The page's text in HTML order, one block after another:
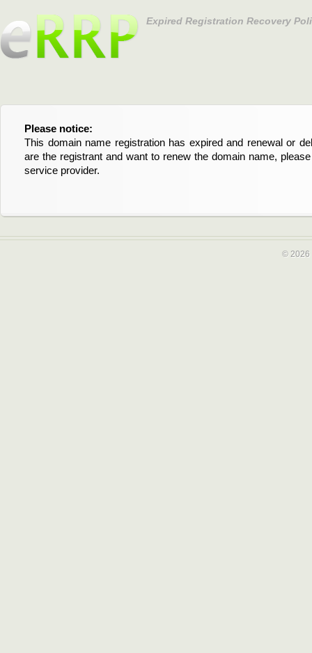
Expired Registration Recovery
Please notice:
This domain name registration has expired and renewal or
are the registrant and want to renew the domain name,
service provider.
Bitte beachten Sie:
Diese Domainregistrierung ist abgelaufen und die
Domain stehen an. Wenn Sie der Registrant sind und
verlängern möchten, kontaktieren Sie bitte Ihren Service-
© 2026